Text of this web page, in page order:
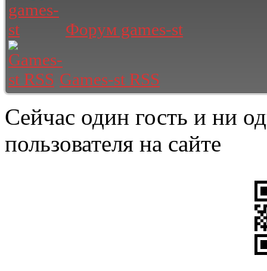
Форум games-st
Games-st RSS
Сейчас один гость и ни
пользователя на сайте